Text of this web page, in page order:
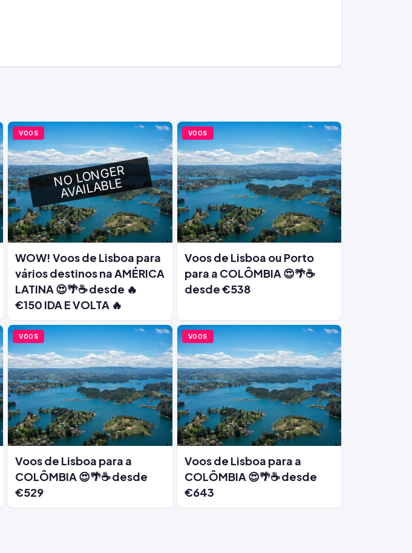
VOOS
WOW! Voos de Lisboa para
vários destinos na AMÉRICA
LATINA 😍🌴☕ desde 🔥
€150 IDA E VOLTA 🔥
VOOS
Voos de Lisboa ou Porto
para a COLÔMBIA 😍🌴☕
desde €538
VOOS
Voos de Lisboa para a
COLÔMBIA 😍🌴☕ desde
€529
VOOS
Voos de Lisboa para a
COLÔMBIA 😍🌴☕ desde
€643